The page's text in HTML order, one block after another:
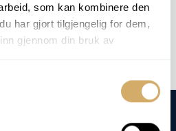
som kan kombinere den
har gjort tilgjengelig for dem,
gjennom din bruk av